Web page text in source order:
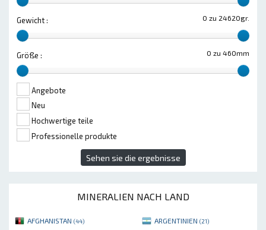
0 zu 24620gr.
Gewicht :
0 zu 460mm
Größe :
Angebote
Neu
Hochwertige teile
Professionelle produkte
Sehen sie die ergebnisse
MINERALIEN NACH LAND
AFGHANISTAN (44) ARGENTINIEN (21)